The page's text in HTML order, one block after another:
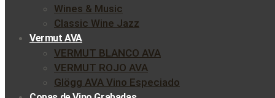
Wines & Music
Classic Wine Jazz
Vermut AVA
VERMUT BLANCO AVA
VERMUT ROJO AVA
Glögg AVA Vino Especiado